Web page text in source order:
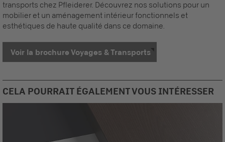
transports chez Pfleiderer. Découvrez nos solutions pour un
mobilier et un aménagement intérieur fonctionnels et
esthétiques de haute qualité dans ce domaine.
Voir la brochure Voyages & Transports
CELA POURRAIT ÉGALEMENT VOUS INTÉRESSER